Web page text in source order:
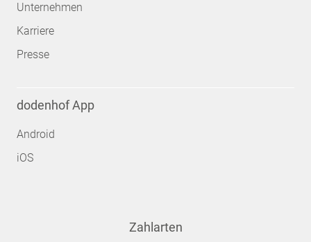
Unternehmen
Karriere
Presse
dodenhof App
Android
iOS
Zahlarten